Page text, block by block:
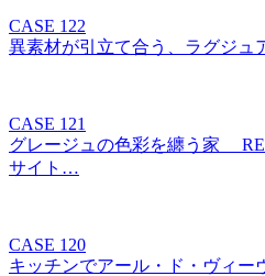
CASE 122
異素材が引立て合う、ラグジュ
CASE 121
グレージュの色彩を纏う家
サイト…
CASE 120
キッチンでアール・ド・ヴィ